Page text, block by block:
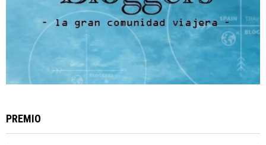
PREMIO